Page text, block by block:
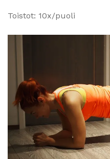
Toistot: 10x/puoli